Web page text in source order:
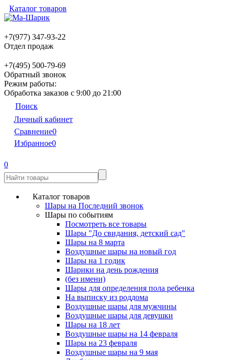
Каталог товаров
+7(977) 347-93-22
Отдел продаж
+7(495) 500-79-69
Обратный звонок
Режим работы:
Обработка заказов с 9:00 до 21:00
Поиск
Личный кабинет
Сравнение0
Избранное0
0
Каталог товаров
Шары на Последний звонок
Шары по событиям
Посмотреть все товары
Шары "До свидания, детский сад"
Шары на 8 марта
Воздушные шары на новый год
Шары на 1 годик
Шарики на день рождения
(без имени)
Шары для определения пола ребенка
На выписку из роддома
Воздушные шары для мужчины
Воздушные шары для девушки
Шары на 18 лет
Воздушные шары на 14 февраля
Шары на 23 февраля
Воздушные шары на 9 мая